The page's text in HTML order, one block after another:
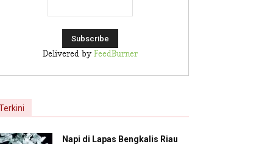
Delivered by FeedBurner
Napi di Lapas Bengkalis Riau